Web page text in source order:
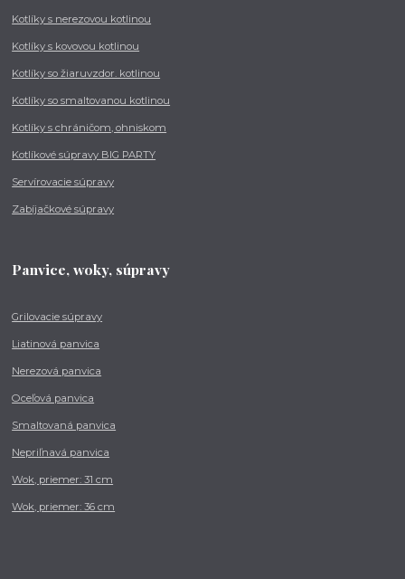
Kotlíky s nerezovou kotlinou
Kotlíky s kovovou kotlinou
Kotlíky so žiaruvzdor. kotlinou
Kotlíky so smaltovanou kotlinou
Kotlíky s chráničom, ohniskom
Kotlíkové súpravy BIG PARTY
Servírovacie súpravy
Zabíjačkové súpravy
Panvice, woky, súpravy
Grilovacie súpravy
Liatinová panvica
Nerezová panvica
Oceľová panvica
Smaltovaná panvica
Nepriľnavá panvica
Wok, priemer: 31 cm
Wok, priemer: 36 cm